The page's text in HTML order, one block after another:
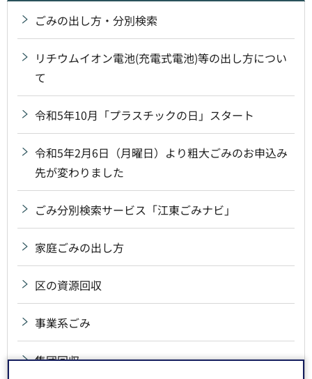
ごみの出し方・分別検索
リチウムイオン電池(充電式電池)等の出し方につい
て
令和5年10月「プラスチックの日」スタート
令和5年2月6日（月曜日）より粗大ごみのお申込み
先が変わりました
ごみ分別検索サービス「江東ごみナビ」
家庭ごみの出し方
区の資源回収
事業系ごみ
集団回収